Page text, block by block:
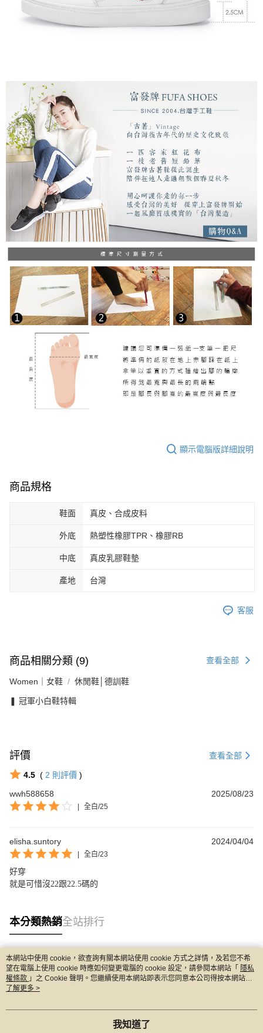
顯示電腦版詳細說明
商品規格
鞋面 真皮、合成皮料
外底 熱塑性橡膠TPR、橡膠RB
中底 真皮乳膠鞋墊
產地 台灣
客服
商品相關分類 (9) 查看全部
Women｜女鞋 休閒鞋│德訓鞋
❚ 冠軍小白鞋特輯
評價 查看全部
4.5 ( 2 則評價 )
wwh588658
2025/08/23
全白/25
elisha.suntory 2024/04/04
全白/23
好穿
就是可惜沒22跟22.5碼的
本分類熱銷全站排行
熱門標籤
本網站中使用 cookie，欲查詢有關本網站使用 cookie 方式之詳情，及若您不希
望在電腦上使用 cookie 時應如何變更電腦的 cookie 設定，請參閱本網站「 隱私
權條款 」之 Cookie 聲明。您繼續使用本網站即表示您同意本公司得按本網站使
用條款之 Cookie 聲明使用 cookie。
了解更多 >
我知道了